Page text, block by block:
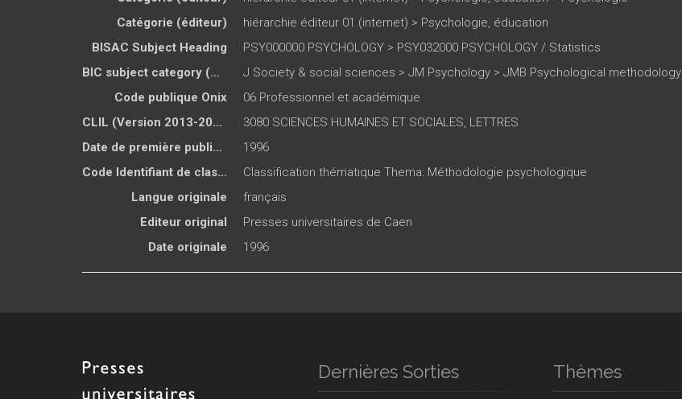
Catégorie (éditeur)
hiérarchie éditeur 01 (internet) > Psychologie, éducation
BISAC Subject Heading
PSY000000 PSYCHOLOGY > PSY032000 PSYCHOLOGY / Statistics
BIC subject category (UK)
J Society & social sciences > JM Psychology > JMB Psychological methodology
Code publique Onix
06 Professionnel et académique
CLIL (Version 2013-2019 )
3080 SCIENCES HUMAINES ET SOCIALES, LETTRES
Date de première publication du titre
1996
Code Identifiant de classement sujet
Classification thématique Thema: Méthodologie psychologique
Langue originale
français
Editeur original
Presses universitaires de Caen
Date originale
1996
Dernières Sorties Thèmes